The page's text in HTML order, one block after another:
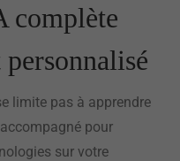
complète
limite pas à apprendre
pour
sur votre